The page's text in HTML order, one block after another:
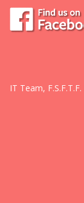
IT Team,